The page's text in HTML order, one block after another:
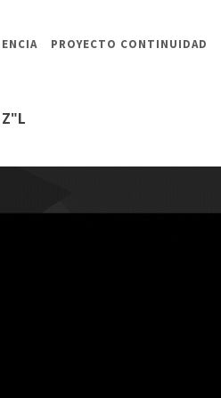
PROYECTO CONTINUIDAD